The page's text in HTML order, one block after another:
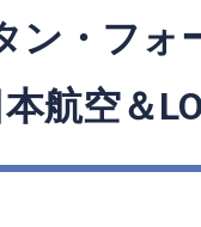
ン・フォ
航空＆